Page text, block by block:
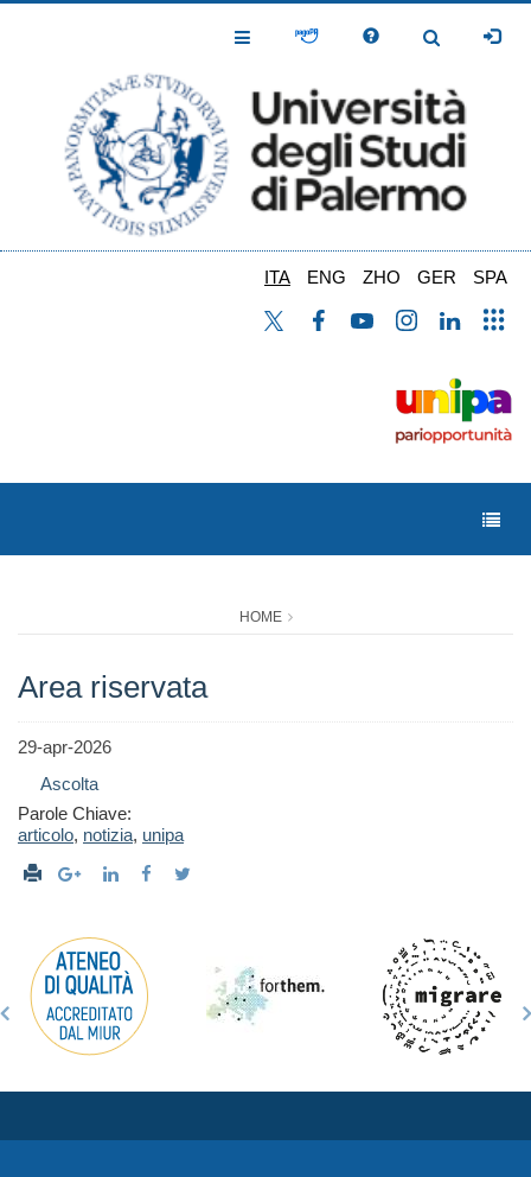
Toggle
Toggle
ITA ENG ZHO GER SPA
HOME
Area riservata
29-apr-2026
Ascolta
Parole Chiave:
articolo, notizia, unipa